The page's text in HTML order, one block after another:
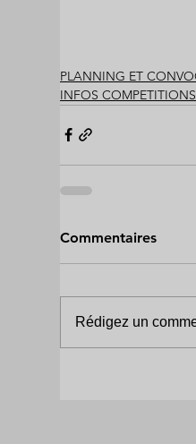
PLANNING ET
INFOS
Commentaires
Rédigez un